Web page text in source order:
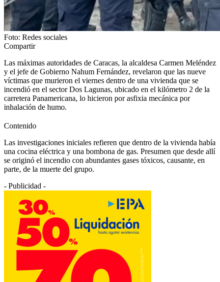
Foto: Redes sociales
Compartir
Las máximas autoridades de Caracas, la alcaldesa Carmen Meléndez
y el jefe de Gobierno Nahum Fernández, revelaron que las nueve
víctimas que murieron el viernes dentro de una vivienda que se
incendió en el sector Dos Lagunas, ubicado en el kilómetro 2 de la
carretera Panamericana, lo hicieron por asfixia mecánica por
inhalación de humo.
Contenido
Las investigaciones iniciales refieren que dentro de la vivienda había
una cocina eléctrica y una bombona de gas. Presumen que desde allí
se originó el incendio con abundantes gases tóxicos, causante, en
parte, de la muerte del grupo.
- Publicidad -